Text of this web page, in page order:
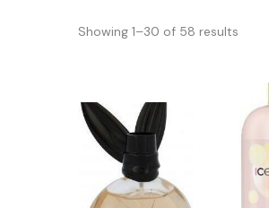
Showing 1–30 of 58 results